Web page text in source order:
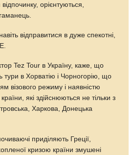
орієнтуються,
відправитися в дуже спекотні,
Tez Tour в Україну, каже, що
тури в Хорватію і Чорногорію, що
візового режиму і наявністю
які здійснюються не тільки з
Харкова, Донецька
приділяють Греції,
кризою країни змушені